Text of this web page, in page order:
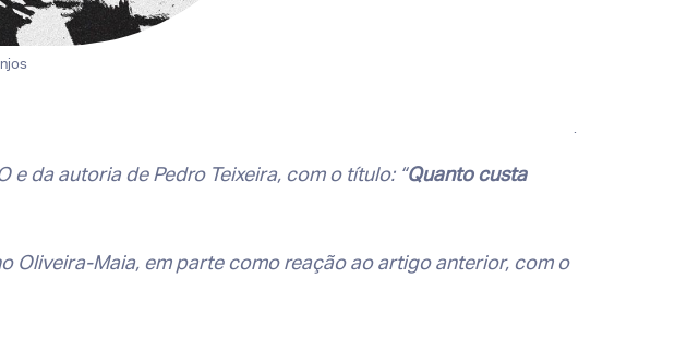
da autoria de Pedro Teixeira, com o título: “Quanto custa
Oliveira-Maia, em parte como reação ao artigo anterior, com o